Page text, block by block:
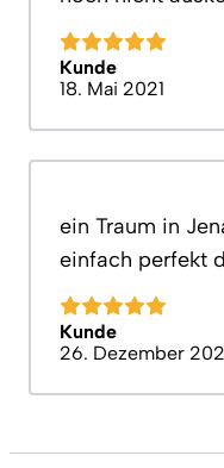
Kunde
18. Mai 2021
ein Traum in
einfach perfekt
Kunde
26. Dezember